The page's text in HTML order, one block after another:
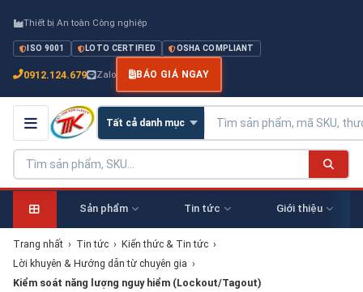
Thiết bị An toàn Công nghiệp
ISO 9001 LOTO CERTIFIED OSHA COMPLIANT
0912.124.679 Zalo BÁO GIÁ NGAY
Sản phẩm Tin tức Giới thiệu
Trang nhất › Tin tức › Kiến thức & Tin tức ›
Lời khuyên & Hướng dẫn từ chuyên gia ›
Kiểm soát năng lượng nguy hiểm (Lockout/Tagout)